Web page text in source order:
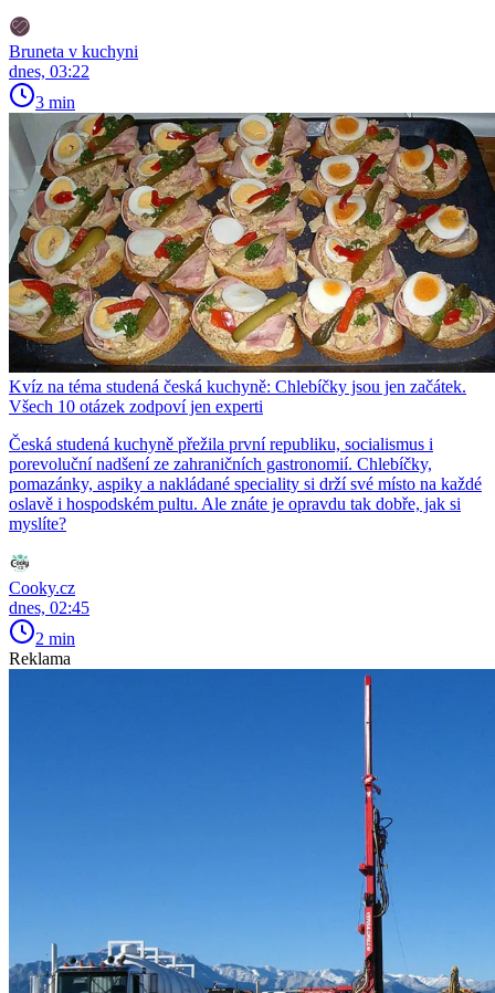
Bruneta v kuchyni
dnes, 03:22
3 min
Kvíz na téma studená česká kuchyně: Chlebíčky jsou jen začátek.
Všech 10 otázek zodpoví jen experti
Česká studená kuchyně přežila první republiku, socialismus i
porevoluční nadšení ze zahraničních gastronomií. Chlebíčky,
pomazánky, aspiky a nakládané speciality si drží své místo na každé
oslavě i hospodském pultu. Ale znáte je opravdu tak dobře, jak si
myslíte?
Cooky.cz
dnes, 02:45
2 min
Reklama